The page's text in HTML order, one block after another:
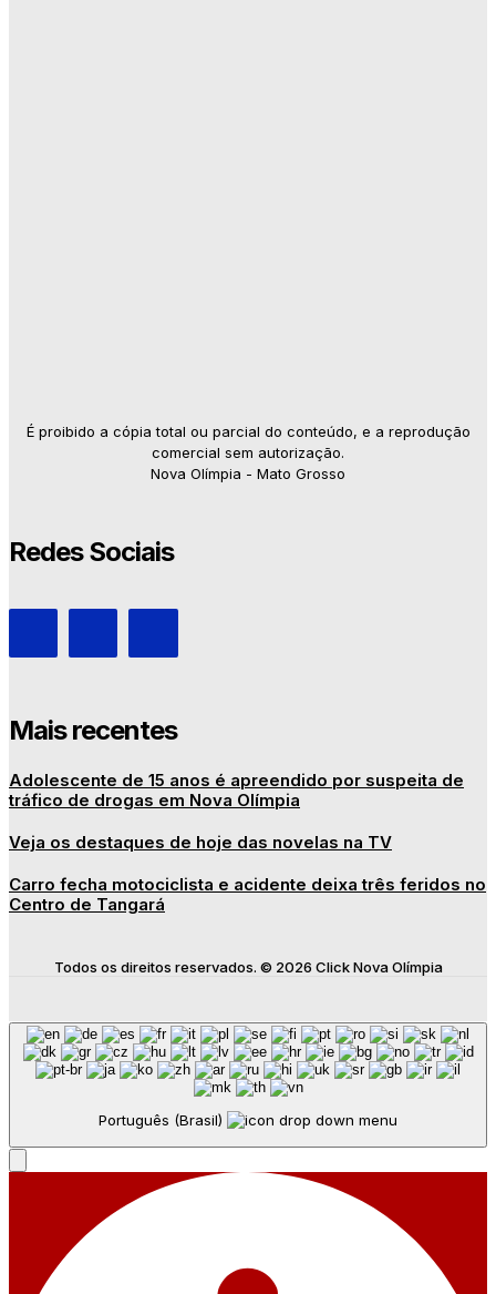
É proibido a cópia total ou parcial do conteúdo, e a reprodução
comercial sem autorização.
Nova Olímpia - Mato Grosso
Redes Sociais
Mais recentes
Adolescente de 15 anos é apreendido por suspeita de
tráfico de drogas em Nova Olímpia
Veja os destaques de hoje das novelas na TV
Carro fecha motociclista e acidente deixa três feridos no
Centro de Tangará
Todos os direitos reservados. © 2026 Click Nova Olímpia
Português (Brasil)